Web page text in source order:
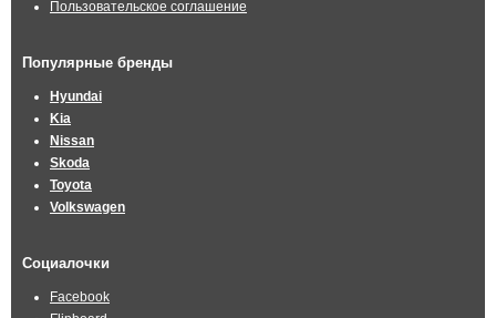
Пользовательское соглашение
Популярные бренды
Hyundai
Kia
Nissan
Skoda
Toyota
Volkswagen
Социалочки
Facebook